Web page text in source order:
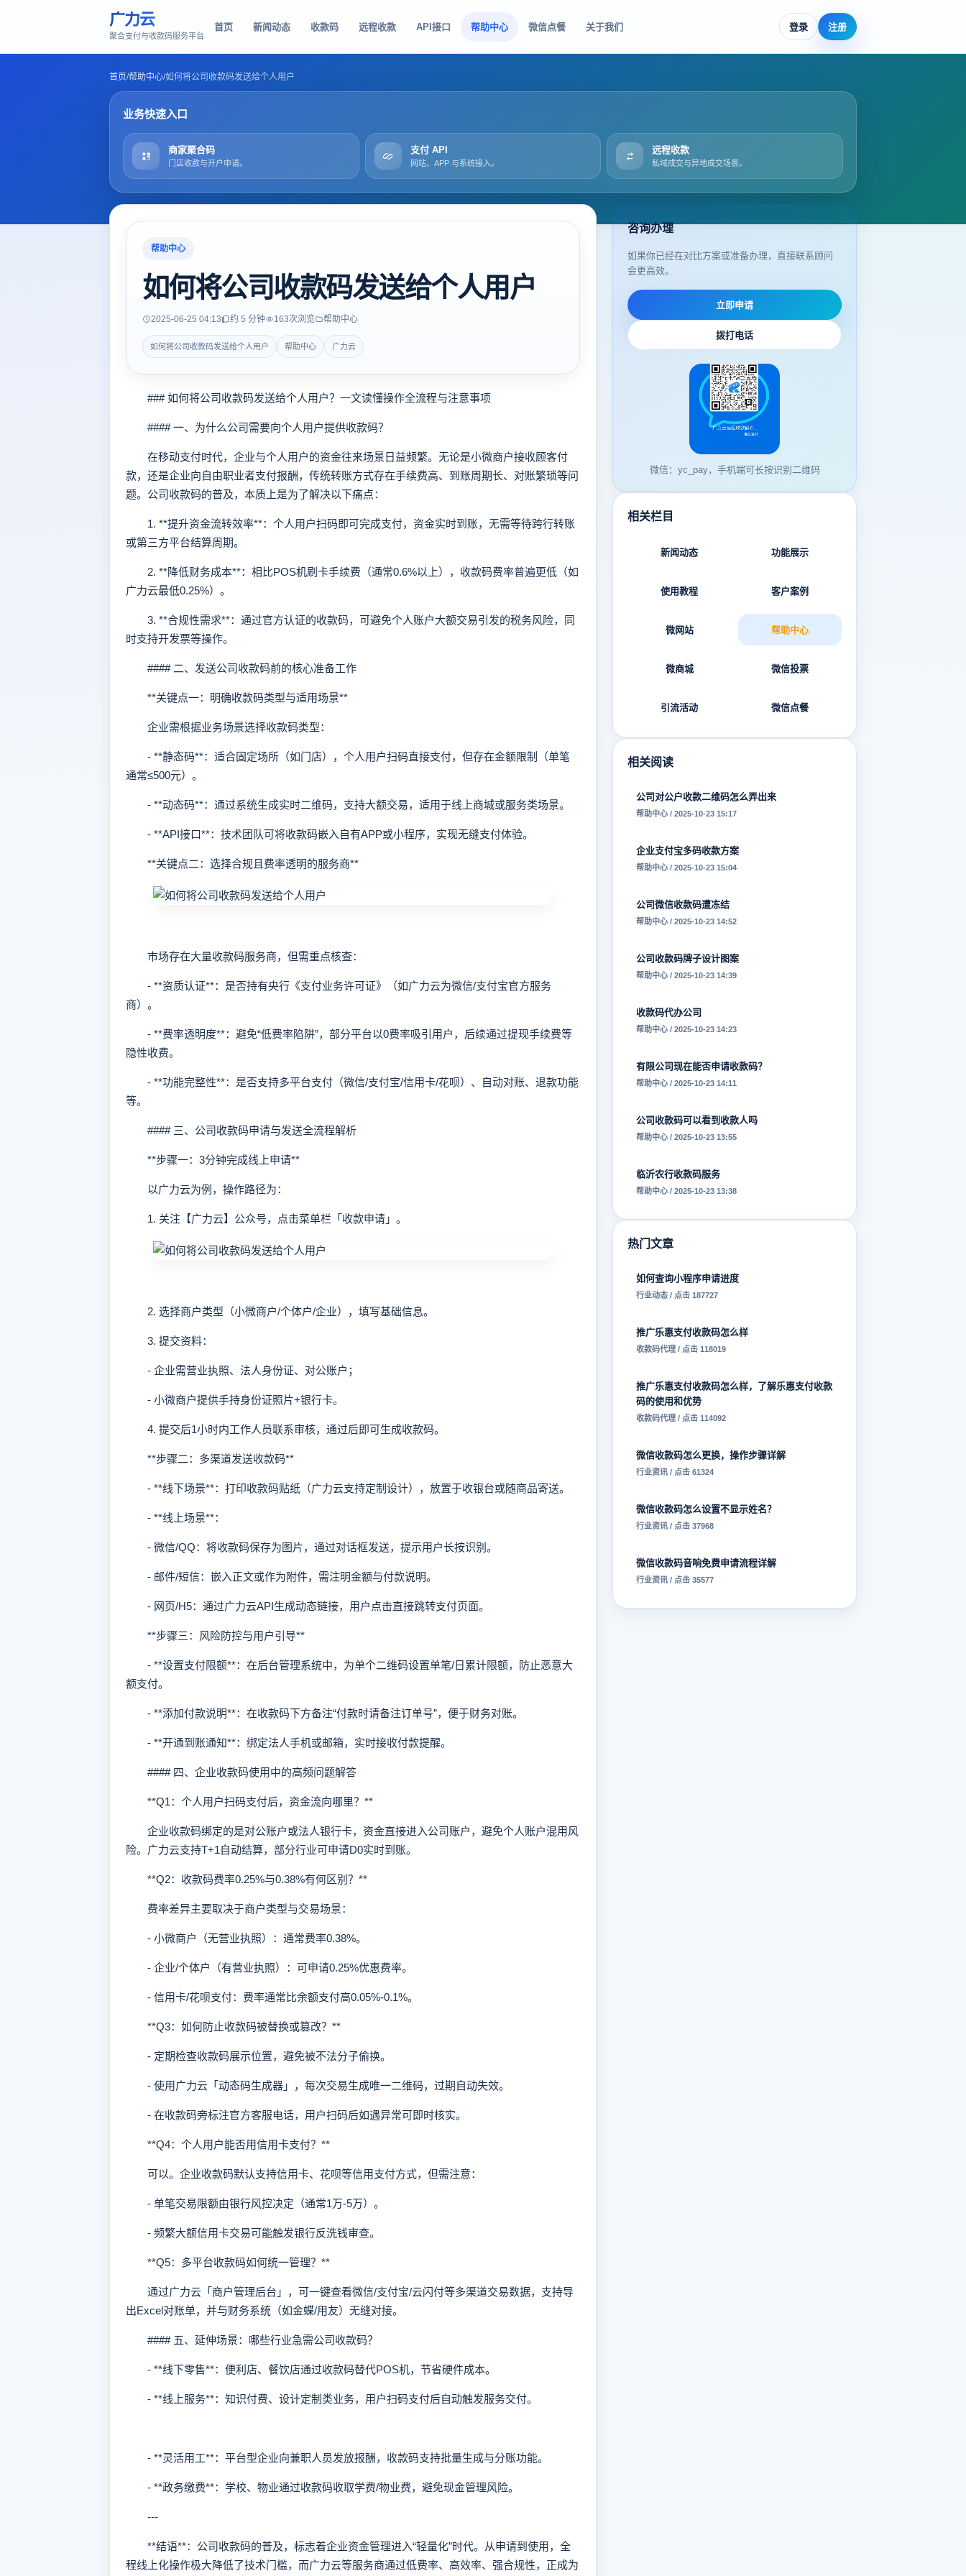
广力云
聚合支付与收款码服务平台
首页 新闻动态 收款码 远程收款 API接口 帮助中心 微信点餐 关于我们 登录 注册
首页/帮助中心/如何将公司收款码发送给个人用户
业务快速入口
商家聚合码
门店收款与开户申请。
支付 API
网站、APP 与系统接入。
远程收款
私域成交与异地成交场景。
帮助中心
如何将公司收款码发送给个人用户
2025-06-25 04:13 约 5 分钟 163次浏览 帮助中心
如何将公司收款码发送给个人用户 帮助中心 广力云
### 如何将公司收款码发送给个人用户？一文读懂操作全流程与注意事项
#### 一、为什么公司需要向个人用户提供收款码？
在移动支付时代，企业与个人用户的资金往来场景日益频繁。无论是小微商户接收顾客付
款，还是企业向自由职业者支付报酬，传统转账方式存在手续费高、到账周期长、对账繁琐等问
题。公司收款码的普及，本质上是为了解决以下痛点：
1. **提升资金流转效率**：个人用户扫码即可完成支付，资金实时到账，无需等待跨行转账
或第三方平台结算周期。
2. **降低财务成本**：相比POS机刷卡手续费（通常0.6%以上），收款码费率普遍更低（如
广力云最低0.25%）。
3. **合规性需求**：通过官方认证的收款码，可避免个人账户大额交易引发的税务风险，同
时支持开发票等操作。
#### 二、发送公司收款码前的核心准备工作
**关键点一：明确收款码类型与适用场景**
企业需根据业务场景选择收款码类型：
- **静态码**：适合固定场所（如门店），个人用户扫码直接支付，但存在金额限制（单笔
通常≤500元）。
- **动态码**：通过系统生成实时二维码，支持大额交易，适用于线上商城或服务类场景。
- **API接口**：技术团队可将收款码嵌入自有APP或小程序，实现无缝支付体验。
**关键点二：选择合规且费率透明的服务商**
市场存在大量收款码服务商，但需重点核查：
- **资质认证**：是否持有央行《支付业务许可证》（如广力云为微信/支付宝官方服务
商）。
- **费率透明度**：避免“低费率陷阱”，部分平台以0费率吸引用户，后续通过提现手续费等
隐性收费。
- **功能完整性**：是否支持多平台支付（微信/支付宝/信用卡/花呗）、自动对账、退款功能
等。
#### 三、公司收款码申请与发送全流程解析
**步骤一：3分钟完成线上申请**
以广力云为例，操作路径为：
1. 关注【广力云】公众号，点击菜单栏「收款申请」。
2. 选择商户类型（小微商户/个体户/企业），填写基础信息。
3. 提交资料：
- 企业需营业执照、法人身份证、对公账户；
- 小微商户提供手持身份证照片+银行卡。
4. 提交后1小时内工作人员联系审核，通过后即可生成收款码。
**步骤二：多渠道发送收款码**
- **线下场景**：打印收款码贴纸（广力云支持定制设计），放置于收银台或随商品寄送。
- **线上场景**：
- 微信/QQ：将收款码保存为图片，通过对话框发送，提示用户长按识别。
- 邮件/短信：嵌入正文或作为附件，需注明金额与付款说明。
- 网页/H5：通过广力云API生成动态链接，用户点击直接跳转支付页面。
**步骤三：风险防控与用户引导**
- **设置支付限额**：在后台管理系统中，为单个二维码设置单笔/日累计限额，防止恶意大
额支付。
- **添加付款说明**：在收款码下方备注“付款时请备注订单号”，便于财务对账。
- **开通到账通知**：绑定法人手机或邮箱，实时接收付款提醒。
#### 四、企业收款码使用中的高频问题解答
**Q1：个人用户扫码支付后，资金流向哪里？**
企业收款码绑定的是对公账户或法人银行卡，资金直接进入公司账户，避免个人账户混用风
险。广力云支持T+1自动结算，部分行业可申请D0实时到账。
**Q2：收款码费率0.25%与0.38%有何区别？**
费率差异主要取决于商户类型与交易场景：
- 小微商户（无营业执照）：通常费率0.38%。
- 企业/个体户（有营业执照）：可申请0.25%优惠费率。
- 信用卡/花呗支付：费率通常比余额支付高0.05%-0.1%。
**Q3：如何防止收款码被替换或篡改？**
- 定期检查收款码展示位置，避免被不法分子偷换。
- 使用广力云「动态码生成器」，每次交易生成唯一二维码，过期自动失效。
- 在收款码旁标注官方客服电话，用户扫码后如遇异常可即时核实。
**Q4：个人用户能否用信用卡支付？**
可以。企业收款码默认支持信用卡、花呗等信用支付方式，但需注意：
- 单笔交易限额由银行风控决定（通常1万-5万）。
- 频繁大额信用卡交易可能触发银行反洗钱审查。
**Q5：多平台收款码如何统一管理？**
通过广力云「商户管理后台」，可一键查看微信/支付宝/云闪付等多渠道交易数据，支持导
出Excel对账单，并与财务系统（如金蝶/用友）无缝对接。
#### 五、延伸场景：哪些行业急需公司收款码？
- **线下零售**：便利店、餐饮店通过收款码替代POS机，节省硬件成本。
- **线上服务**：知识付费、设计定制类业务，用户扫码支付后自动触发服务交付。
- **灵活用工**：平台型企业向兼职人员发放报酬，收款码支持批量生成与分账功能。
- **政务缴费**：学校、物业通过收款码收取学费/物业费，避免现金管理风险。
---
**结语**：公司收款码的普及，标志着企业资金管理进入“轻量化”时代。从申请到使用，全
程线上化操作极大降低了技术门槛，而广力云等服务商通过低费率、高效率、强合规性，正成为
咨询办理
如果你已经在对比方案或准备办理，直接联系顾问
会更高效。
立即申请
拨打电话
微信：yc_pay，手机端可长按识别二维码
相关栏目
新闻动态 功能展示
使用教程 客户案例
微网站 帮助中心
微商城 微信投票
引流活动 微信点餐
相关阅读
公司对公户收款二维码怎么弄出来
帮助中心 / 2025-10-23 15:17
企业支付宝多码收款方案
帮助中心 / 2025-10-23 15:04
公司微信收款码遭冻结
帮助中心 / 2025-10-23 14:52
公司收款码牌子设计图案
帮助中心 / 2025-10-23 14:39
收款码代办公司
帮助中心 / 2025-10-23 14:23
有限公司现在能否申请收款码？
帮助中心 / 2025-10-23 14:11
公司收款码可以看到收款人吗
帮助中心 / 2025-10-23 13:55
临沂农行收款码服务
帮助中心 / 2025-10-23 13:38
热门文章
如何查询小程序申请进度
行业动态 / 点击 187727
推广乐惠支付收款码怎么样
收款码代理 / 点击 118019
推广乐惠支付收款码怎么样，了解乐惠支付收款
码的使用和优势
收款码代理 / 点击 114092
微信收款码怎么更换，操作步骤详解
行业资讯 / 点击 61324
微信收款码怎么设置不显示姓名？
行业资讯 / 点击 37968
微信收款码音响免费申请流程详解
行业资讯 / 点击 35577